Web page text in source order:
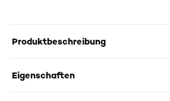
Produktbeschreibung
Eigenschaften